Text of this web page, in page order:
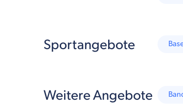
Sportangebote
Weitere Angebote